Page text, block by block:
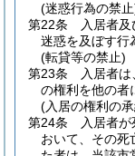
(迷惑行為の禁
第22条
入居者
迷惑を及ぼす行
(転貸等の禁止)
第23条
入居者
の権利を他の者
(入居の権利の
第24条
入居者
おいて、その死